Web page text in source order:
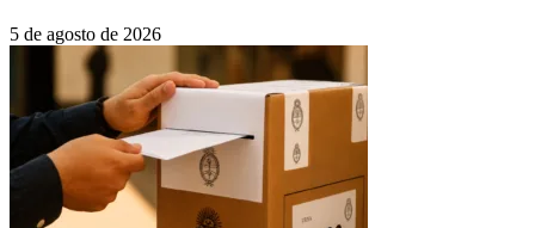
5 de agosto de 2026